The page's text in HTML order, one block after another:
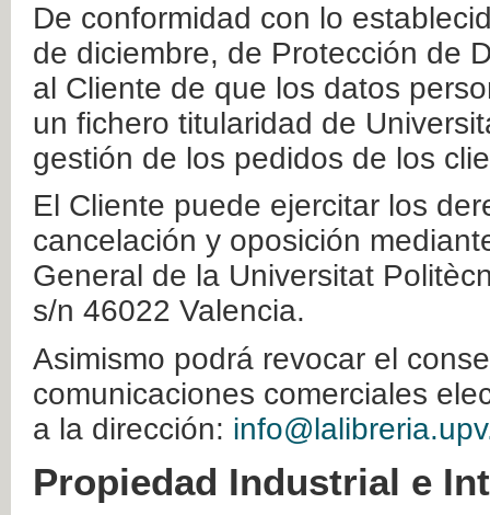
De conformidad con lo
de diciembre, de Protección de
al Cliente de que los datos
un fichero titularidad de
gestión de los pedidos de los
El Cliente puede ejercitar los
cancelación y oposición
General de la Universitat
s/n 46022 Valencia.
Asimismo podrá revocar el
comunicaciones comerciales
a la dirección:
Propiedad Industrial e